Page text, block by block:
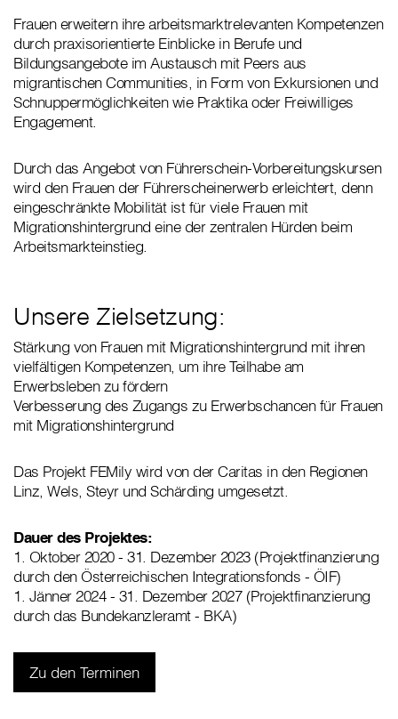
Frauen erweitern ihre arbeitsmarktrelevanten Kompetenzen
durch praxisorientierte Einblicke in Berufe und
Bildungsangebote im Austausch mit Peers aus
migrantischen Communities, in Form von Exkursionen und
Schnuppermöglichkeiten wie Praktika oder Freiwilliges
Engagement.
Durch das Angebot von Führerschein-Vorbereitungskursen
wird den Frauen der Führerscheinerwerb erleichtert, denn
eingeschränkte Mobilität ist für viele Frauen mit
Migrationshintergrund eine der zentralen Hürden beim
Arbeitsmarkteinstieg.
Unsere Zielsetzung:
Stärkung von Frauen mit Migrationshintergrund mit ihren
vielfältigen Kompetenzen, um ihre Teilhabe am
Erwerbsleben zu fördern
Verbesserung des Zugangs zu Erwerbschancen für Frauen
mit Migrationshintergrund
Das Projekt FEMily wird von der Caritas in den Regionen
Linz, Wels, Steyr und Schärding umgesetzt.
Dauer des Projektes:
1. ​Oktober 2020 - 31. Dezember 2023 (Projektfinanzierung
durch den Österreichischen Integrationsfonds - ÖIF)
1. ​Jänner 2024 - 31. Dezember 2027 (Projektfinanzierung
durch das Bundekanzleramt - BKA)
Zu den Terminen